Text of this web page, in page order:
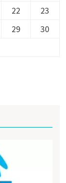
22
23
29
30